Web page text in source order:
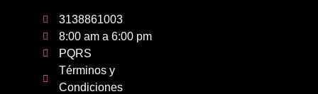
3138861003
8:00 am a 6:00 pm
PQRS
Términos y
Condiciones